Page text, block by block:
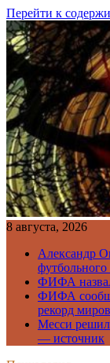
Перейти к
8 августа, 2026
Александр
футбольного
ФИФА
ФИФА
рекорд
Месси решил
— источник